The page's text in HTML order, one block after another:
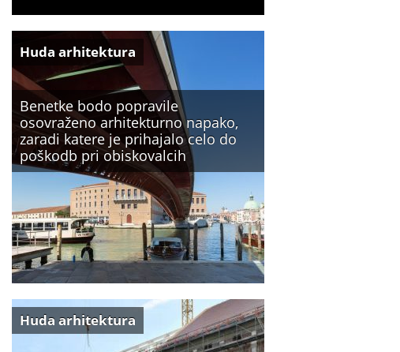
Benetke bodo popravile
osovraženo arhitekturno napako,
zaradi katere je prihajalo celo do
poškodb pri obiskovalcih
Huda arhitektura
Huda arhitektura